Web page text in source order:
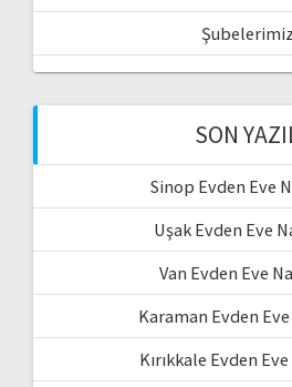
Şubelerimiz
SON
Sinop Evden Eve
Uşak Evden Eve
Van Evden Eve
Karaman Evden
Kırıkkale Evden